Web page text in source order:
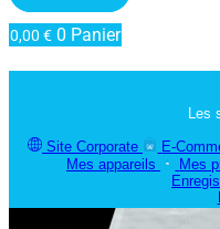
0,00 € 0 Panier
Les
Site Corporate
E-
Mes appareils
Mes